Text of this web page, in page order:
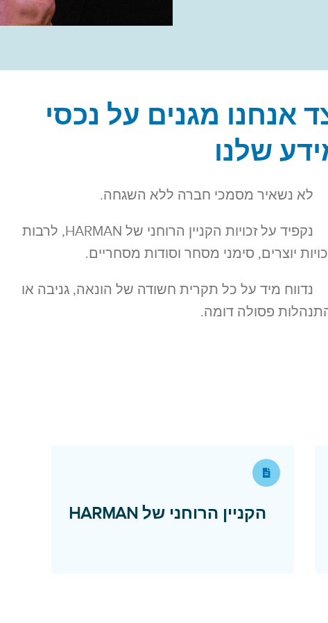
אנחנו מגנים על נכסי
שלנו
לא נשאיר מסמכי חברה ללא השגחה.
נקפיד על זכויות הקניין הרוחני של HARMAN, לרבות
יוצרים, סימני מסחר וסודות מסחריים.
נדווח מיד על כל תקרית חשודה של הונאה, גניבה או
פסולה דומה.
הקניין הרוחני של HARMAN